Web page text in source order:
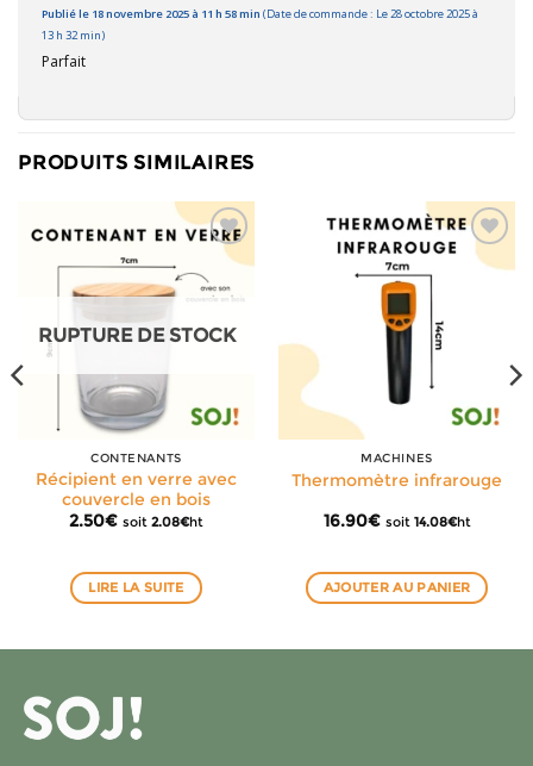
Publié le 18 novembre 2025 à 11 h 58 min (Date de commande : Le 28 octobre 2025 à
13 h 32 min)
Parfait
PRODUITS SIMILAIRES
RUPTURE DE STOCK
CONTENANTS
Récipient en verre avec
couvercle en bois
2.50€ soit 2.08€ht
LIRE LA SUITE
MACHINES
Thermomètre infrarouge
16.90€ soit 14.08€ht
AJOUTER AU PANIER